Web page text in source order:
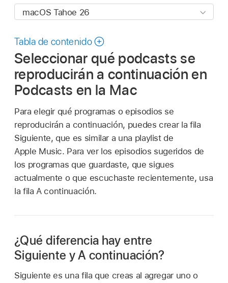
Tabla de contenido
Seleccionar qué podcasts se
reproducirán a continuación en
Podcasts en la Mac
Para elegir qué programas o episodios se
reproducirán a continuación, puedes crear la fila
Siguiente, que es similar a una playlist de
Apple Music. Para ver los episodios sugeridos de
los programas que guardaste, que sigues
actualmente o que escuchaste recientemente, usa
la fila A continuación.
¿Qué diferencia hay entre
Siguiente y A continuación?
Siguiente es una fila que creas al agregar uno o